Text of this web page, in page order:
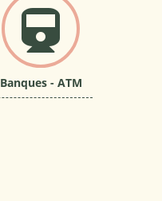
Banques - ATM